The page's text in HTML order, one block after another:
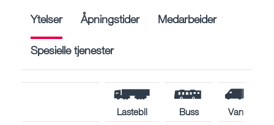
Ytelser Åpningstider Medarbeider
Spesielle tjenester
Lastebil Buss
Van